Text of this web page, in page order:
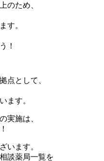
のため、
す。
！
点として、
ます。
実施は、
います。
談薬局一覧を